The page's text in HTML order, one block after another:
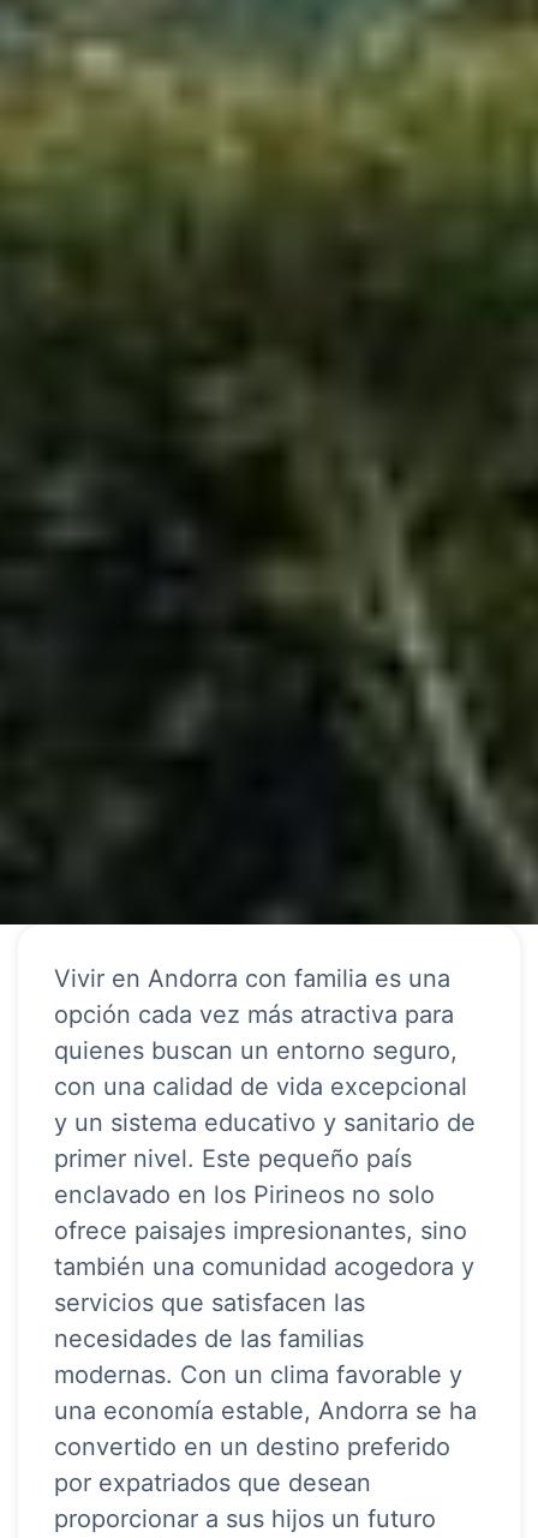
Vivir en Andorra con familia es una
opción cada vez más atractiva para
quienes buscan un entorno seguro,
con una calidad de vida excepcional
y un sistema educativo y sanitario de
primer nivel. Este pequeño país
enclavado en los Pirineos no solo
ofrece paisajes impresionantes, sino
también una comunidad acogedora y
servicios que satisfacen las
necesidades de las familias
modernas. Con un clima favorable y
una economía estable, Andorra se ha
convertido en un destino preferido
por expatriados que desean
proporcionar a sus hijos un futuro